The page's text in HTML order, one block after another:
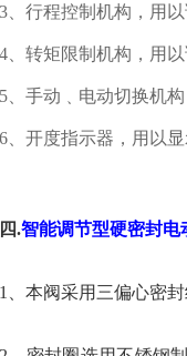
3、行程控制机构，用
4、转矩限制机构，用
5、手动﹑电动切换机
6、开度指示器，用以
四.智能调节型硬密封电
1、本阀采用三偏心密